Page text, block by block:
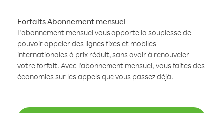
Forfaits Abonnement mensuel
L'abonnement mensuel vous apporte la souplesse de
pouvoir appeler des lignes fixes et mobiles
internationales à prix réduit, sans avoir à renouveler
votre forfait. Avec l'abonnement mensuel, vous faites des
économies sur les appels que vous passez déjà.